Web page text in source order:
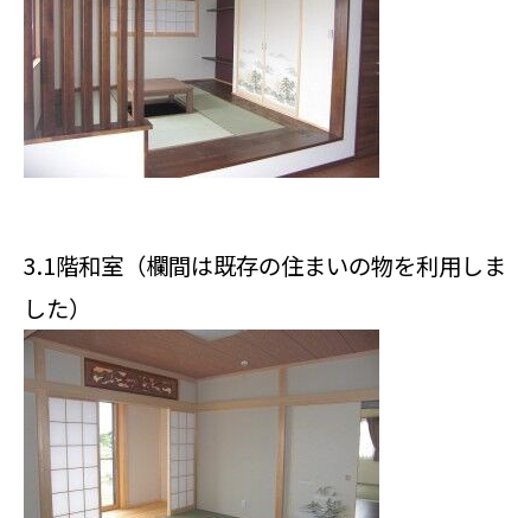
3.1階和室（欄間は既存の住まいの物を利用しま
した）